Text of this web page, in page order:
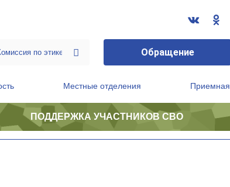
Обращение
Местные отделения Приемная
ПОДДЕРЖКА УЧАСТНИКОВ СВО